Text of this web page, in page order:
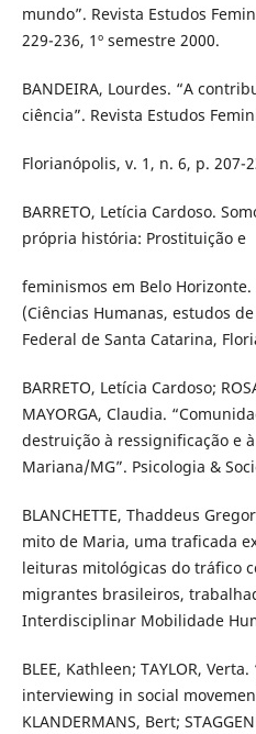
mundo”. Revista Estudos
229-236, 1º semestre 2000.
BANDEIRA, Lourdes. “A
ciência”. Revista Estudos
Florianópolis, v. 1, n. 6, p. 207-
BARRETO, Letícia Cardoso.
própria história: Prostituição e
feminismos em Belo
(Ciências Humanas, estudos
Federal de Santa Catarina,
BARRETO, Letícia Cardoso;
MAYORGA, Claudia.
destruição à ressignificação e
Mariana/MG”. Psicologia &
BLANCHETTE, Thaddeus
mito de Maria, uma traficada
leituras mitológicas do tráfico
migrantes brasileiros,
Interdisciplinar Mobilidade
BLEE, Kathleen; TAYLOR,
interviewing in social
KLANDERMANS, Bert;